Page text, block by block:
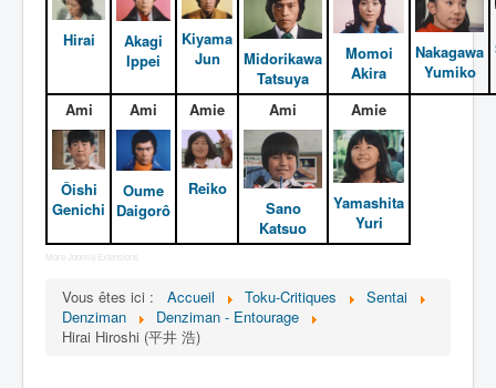
Série
Mechas
Objets
Lieux
Chronologie
Références
Fanservice
Hirai
Akagi
Ippei
Kiyama
Jun
Midorikawa
Tatsuya
Momoi
Akira
Nakagawa
Yumiko
Ami
Ôishi
Genichi
Ami
Oume
Daigorô
Amie
Reiko
Ami
Sano
Katsuo
Amie
Yamashita
Yuri
More Joomla Extensions
Vous êtes ici : Accueil Toku-Critiques
Sentai
Denziman
Denziman - Entourage
Hirai Hiroshi (平井 浩)